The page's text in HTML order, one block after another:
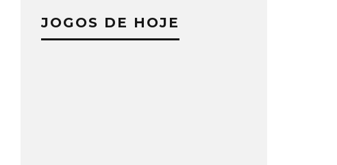
JOGOS DE HOJE